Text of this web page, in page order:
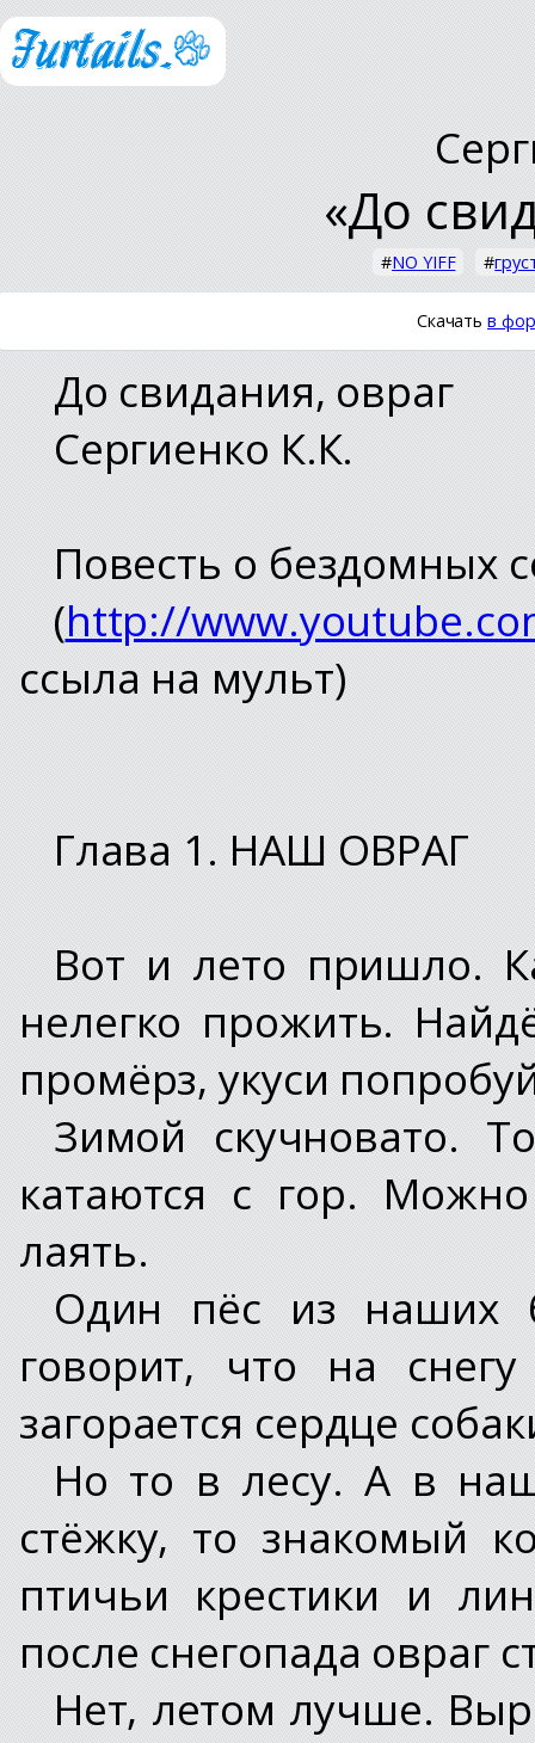
«До
#NO YIFF #
Скачатьв
До свидания, овраг
Сергиенко К.К.
Повесть о бездомных
(http://
ссыла на мульт)
Глава 1. НАШ ОВРАГ
Вот и лето пришло.
нелегко прожить.
промёрз, укуси
Зимой скучновато.
катаются с гор.
лаять.
Один пёс из наших
говорит, что на
загорается сердце
Но то в лесу. А в
стёжку, то знакомый
птичьи крестики и
после снегопада овраг
Нет, летом лучше.